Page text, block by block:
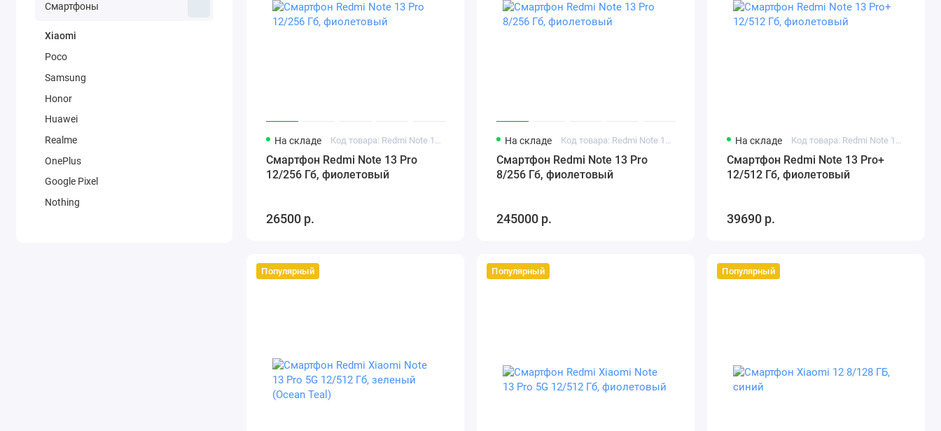
Смартфоны
Xiaomi
Poco
Samsung
Honor
Huawei
Realme
OnePlus
Google Pixel
Nothing
На складе
Смартфон Redmi Note 13 Pro
12/256 Гб, фиолетовый
26500 р.
На складе
Смартфон Redmi Note 13 Pro
8/256 Гб, фиолетовый
245000 р.
На складе
Смартфон Redmi Note 13 Pro+
12/512 Гб, фиолетовый
39690 р.
Популярный Популярный Популярный